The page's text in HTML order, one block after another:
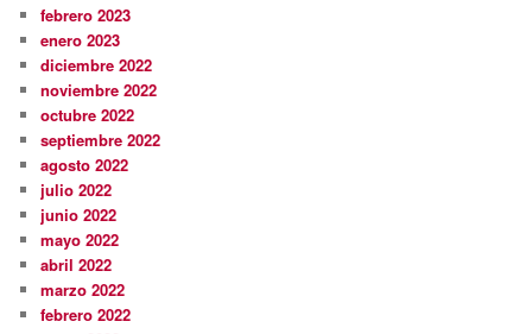
febrero 2023
enero 2023
diciembre 2022
noviembre 2022
octubre 2022
septiembre 2022
agosto 2022
julio 2022
junio 2022
mayo 2022
abril 2022
marzo 2022
febrero 2022